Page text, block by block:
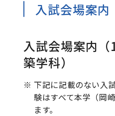
入試会場案内
入試会場案内
築学科）
※ 下記に記載のない入
験はすべて本学（岡
ます。